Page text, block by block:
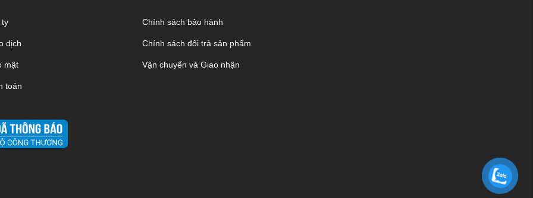
ty
dịch
mật
toán
Chính sách bảo hành
Chính sách đổi trả sản phẩm
Vận chuyển và Giao nhận